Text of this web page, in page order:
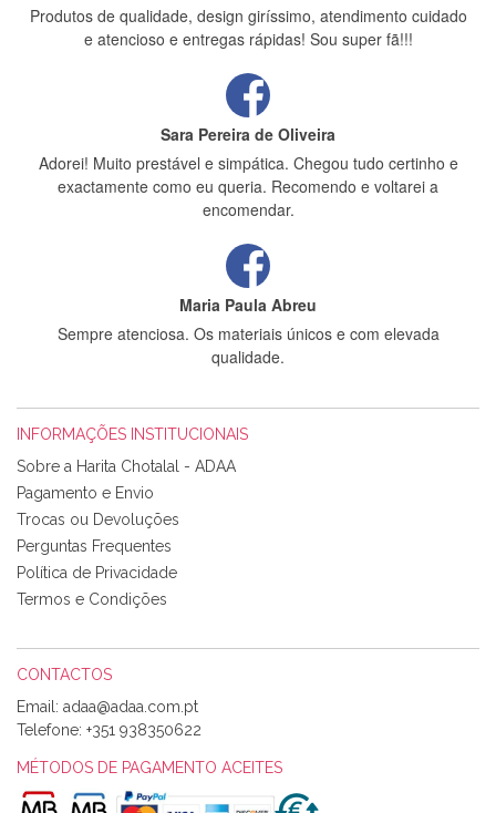
Produtos de qualidade, design giríssimo, atendimento cuidado
e atencioso e entregas rápidas! Sou super fã!!!
Sara Pereira de Oliveira
Adorei! Muito prestável e simpática. Chegou tudo certinho e
exactamente como eu queria. Recomendo e voltarei a
encomendar.
Maria Paula Abreu
Sempre atenciosa. Os materiais únicos e com elevada
qualidade.
Tudo chegou em condições, pois os produtos vieram muito
bem acondicionados. Estou plenamente satisfeita com os
produtos adquiridos. Relativamente à bolsa, tem um tecido
com um padrão e cores muito bonitas e a execução está
perfeitíssima. Futuramente penso voltar a comprar na vossa
loja, têm excelentes artigos a um preço muito justo. A
Alexandra Morais
Olá boa Noite. Os meus tecidos chegaram hoje. Muito
obrigada pelo miminho que dá um jeitaço pras minhas linhas
de bordar e não sei o que pões nos tecidos, mas que cheiram
INFORMAÇÕES INSTITUCIONAIS
Sobre a Harita Chotalal - ADAA
Pagamento e Envio
Trocas ou Devoluções
Perguntas Frequentes
Política de Privacidade
Termos e Condições
CONTACTOS
Email:
Telefone: +351 938350622
MÉTODOS DE PAGAMENTO ACEITES